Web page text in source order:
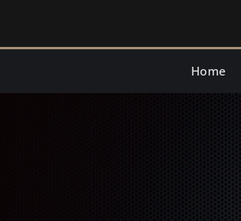
content
Home